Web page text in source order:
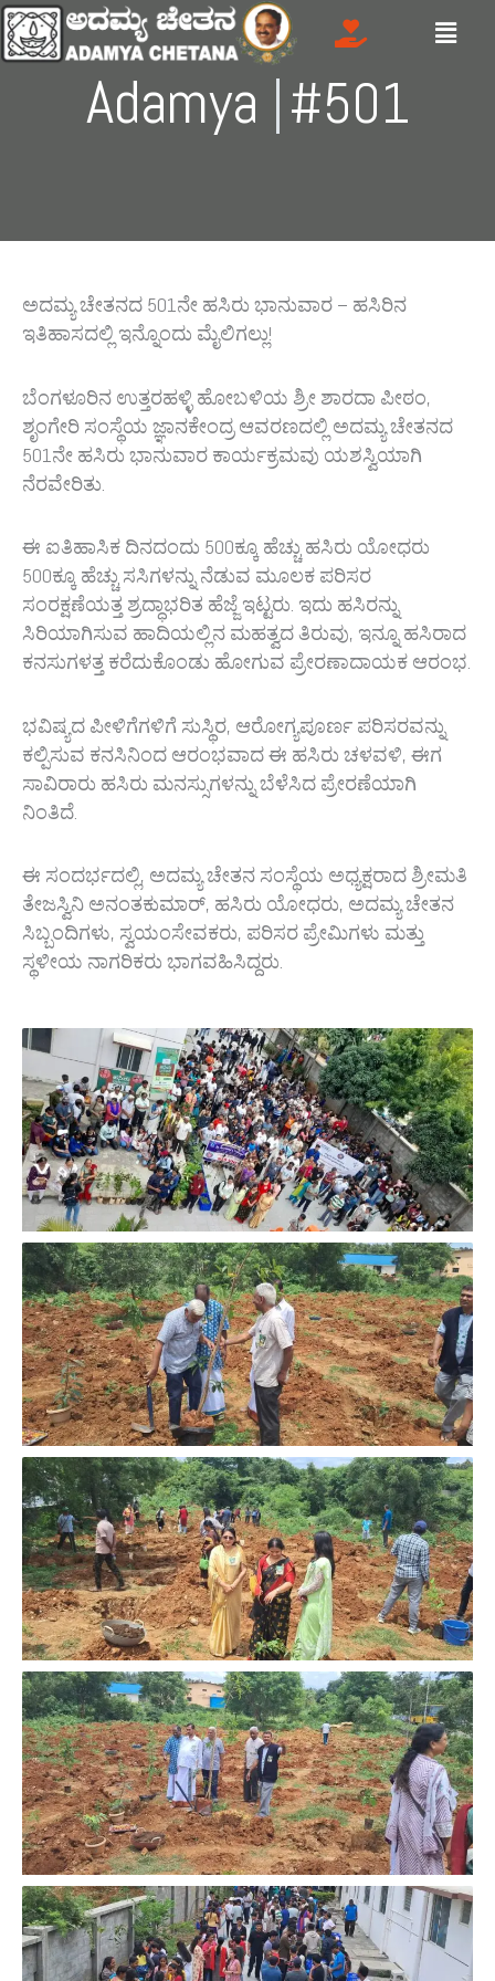
Skip
to
content
Menu
AdamyaGr|#501
ಅದಮ್ಯ ಚೇತನದ 501ನೇ ಹಸಿರು ಭಾನುವಾರ – ಹಸಿರಿನ
ಇತಿಹಾಸದಲ್ಲಿ ಇನ್ನೊಂದು ಮೈಲಿಗಲ್ಲು!
ಬೆಂಗಳೂರಿನ ಉತ್ತರಹಳ್ಳಿ ಹೋಬಳಿಯ ಶ್ರೀ ಶಾರದಾ ಪೀಠಂ,
ಶೃಂಗೇರಿ ಸಂಸ್ಥೆಯ ಜ್ಞಾನಕೇಂದ್ರ ಆವರಣದಲ್ಲಿ ಅದಮ್ಯ ಚೇತನದ
501ನೇ ಹಸಿರು ಭಾನುವಾರ ಕಾರ್ಯಕ್ರಮವು ಯಶಸ್ವಿಯಾಗಿ
ನೆರವೇರಿತು.
ಈ ಐತಿಹಾಸಿಕ ದಿನದಂದು 500ಕ್ಕೂ ಹೆಚ್ಚು ಹಸಿರು ಯೋಧರು
500ಕ್ಕೂ ಹೆಚ್ಚು ಸಸಿಗಳನ್ನು ನೆಡುವ ಮೂಲಕ ಪರಿಸರ
ಸಂರಕ್ಷಣೆಯತ್ತ ಶ್ರದ್ಧಾಭರಿತ ಹೆಜ್ಜೆ ಇಟ್ಟರು. ಇದು ಹಸಿರನ್ನು
ಸಿರಿಯಾಗಿಸುವ ಹಾದಿಯಲ್ಲಿನ ಮಹತ್ವದ ತಿರುವು, ಇನ್ನೂ ಹಸಿರಾದ
ಕನಸುಗಳತ್ತ ಕರೆದುಕೊಂಡು ಹೋಗುವ ಪ್ರೇರಣಾದಾಯಕ ಆರಂಭ.
ಭವಿಷ್ಯದ ಪೀಳಿಗೆಗಳಿಗೆ ಸುಸ್ಥಿರ, ಆರೋಗ್ಯಪೂರ್ಣ ಪರಿಸರವನ್ನು
ಕಲ್ಪಿಸುವ ಕನಸಿನಿಂದ ಆರಂಭವಾದ ಈ ಹಸಿರು ಚಳವಳಿ, ಈಗ
ಸಾವಿರಾರು ಹಸಿರು ಮನಸ್ಸುಗಳನ್ನು ಬೆಳೆಸಿದ ಪ್ರೇರಣೆಯಾಗಿ
ನಿಂತಿದೆ.
ಈ ಸಂದರ್ಭದಲ್ಲಿ, ಅದಮ್ಯ ಚೇತನ ಸಂಸ್ಥೆಯ ಅಧ್ಯಕ್ಷರಾದ ಶ್ರೀಮತಿ
ತೇಜಸ್ವಿನಿ ಅನಂತಕುಮಾರ್, ಹಸಿರು ಯೋಧರು, ಅದಮ್ಯ ಚೇತನ
ಸಿಬ್ಬಂದಿಗಳು, ಸ್ವಯಂಸೇವಕರು, ಪರಿಸರ ಪ್ರೇಮಿಗಳು ಮತ್ತು
ಸ್ಥಳೀಯ ನಾಗರಿಕರು ಭಾಗವಹಿಸಿದ್ದರು.